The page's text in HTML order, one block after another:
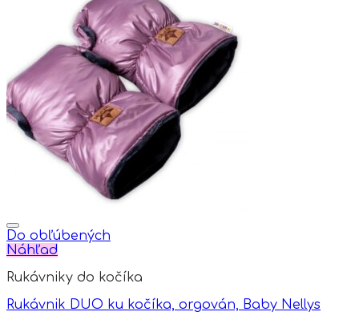
Do obľúbených
Náhľad
Rukávniky do kočíka
Rukávnik DUO ku kočíka, orgován, Baby Nellys